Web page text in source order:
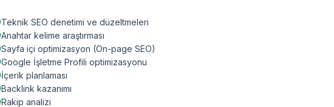
Teknik SEO denetimi ve düzeltmeleri
Anahtar kelime araştırması
Sayfa içi optimizasyon (On-page SEO)
Google İşletme Profili optimizasyonu
İçerik planlaması
Backlink kazanımı
Rakip analizi